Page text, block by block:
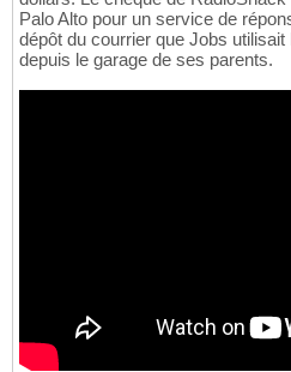
Palo Alto pour un service de
dépôt du courrier que Jobs
depuis le garage de ses parents.